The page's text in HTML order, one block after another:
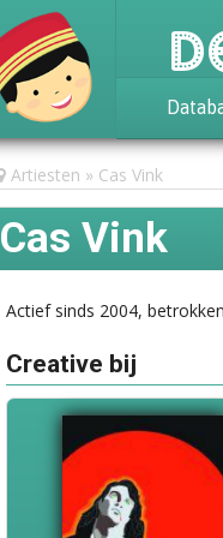
Artiesten Cas Vink
Cas Vink
Actief sinds 2004,
Creative bij